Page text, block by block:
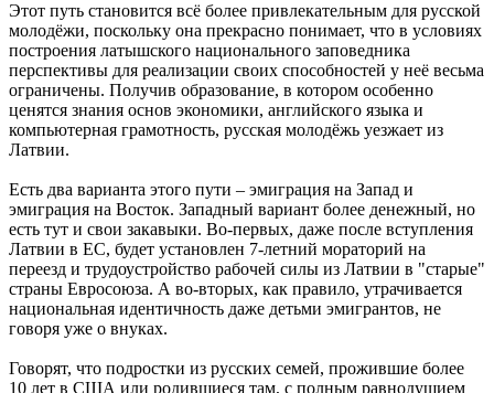
Этот путь становится всё более привлекательным для русской
молодёжи, поскольку она прекрасно понимает, что в условиях
построения латышского национального заповедника
перспективы для реализации своих способностей у неё весьма
ограничены. Получив образование, в котором особенно
ценятся знания основ экономики, английского языка и
компьютерная грамотность, русская молодёжь уезжает из
Латвии.
Есть два варианта этого пути – эмиграция на Запад и
эмиграция на Восток. Западный вариант более денежный, но
есть тут и свои закавыки. Во-первых, даже после вступления
Латвии в ЕС, будет установлен 7-летний мораторий на
переезд и трудоустройство рабочей силы из Латвии в "старые"
страны Евросоюза. А во-вторых, как правило, утрачивается
национальная идентичность даже детьми эмигрантов, не
говоря уже о внуках.
Говорят, что подростки из русских семей, прожившие более
10 лет в США или родившиеся там, с полным равнодушием